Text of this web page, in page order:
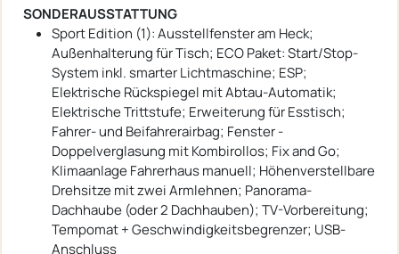
SONDERAUSSTATTUNG
Sport Edition (1): Ausstellfenster am Heck;
Außenhalterung für Tisch; ECO Paket: Start/Stop-
System inkl. smarter Lichtmaschine; ESP;
Elektrische Rückspiegel mit Abtau-Automatik;
Elektrische Trittstufe; Erweiterung für Esstisch;
Fahrer- und Beifahrerairbag; Fenster -
Doppelverglasung mit Kombirollos; Fix and Go;
Klimaanlage Fahrerhaus manuell; Höhenverstellbare
Drehsitze mit zwei Armlehnen; Panorama-
Dachhaube (oder 2 Dachhauben); TV-Vorbereitung;
Tempomat + Geschwindigkeitsbegrenzer; USB-
Anschluss